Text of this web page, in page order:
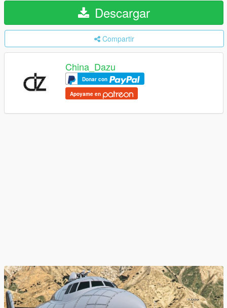
Descargar
Compartir
China_Dazu
Donar con
Apoyame en